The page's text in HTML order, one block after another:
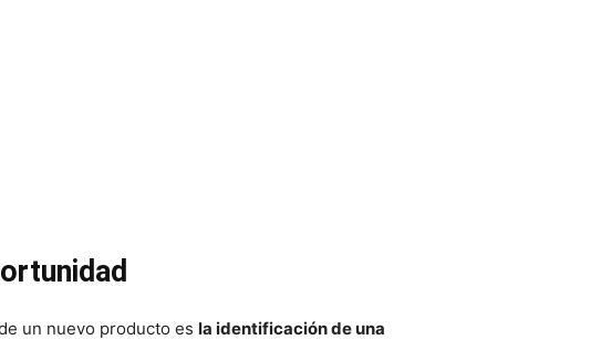
un nuevo producto es la identificación de una